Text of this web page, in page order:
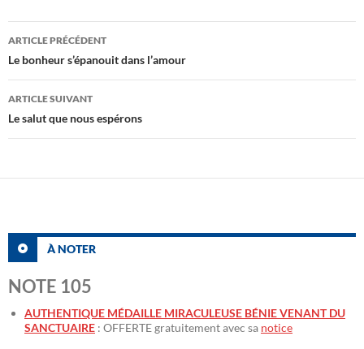
Navigation
des
articles
ARTICLE PRÉCÉDENT
Le bonheur s’épanouit dans l’amour
ARTICLE SUIVANT
Le salut que nous espérons
À NOTER
NOTE 105
AUTHENTIQUE MÉDAILLE MIRACULEUSE BÉNIE VENANT DU
SANCTUAIRE : OFFERTE gratuitement avec sa notice